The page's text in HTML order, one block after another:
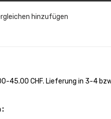
hinzufügen
45.00 CHF. Lieferung in 3-4